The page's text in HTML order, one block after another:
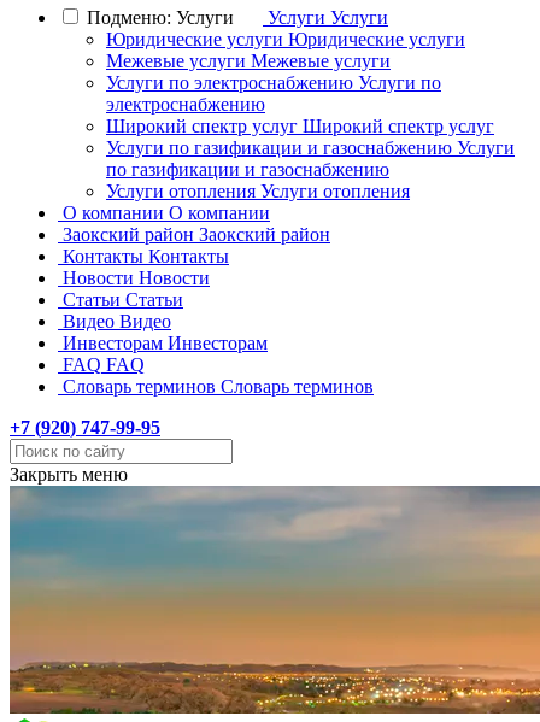
Подменю: Услуги
Услуги Услуги
Юридические услуги Юридические услуги
Межевые услуги Межевые услуги
Услуги по электроснабжению Услуги по
электроснабжению
Широкий спектр услуг Широкий спектр услуг
Услуги по газификации и газоснабжению Услуги
по газификации и газоснабжению
Услуги отопления Услуги отопления
О компании О компании
Заокский район Заокский район
Контакты Контакты
Новости Новости
Статьи Статьи
Видео Видео
Инвесторам Инвесторам
FAQ FAQ
Словарь терминов Словарь терминов
+7 (920) 747-99-95
Закрыть меню